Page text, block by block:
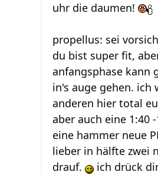
uhr die daumen!
propellus: sei
du bist super fit,
anfangsphase kann
in's auge gehen. ich
anderen hier total
aber auch eine 1:40
eine hammer neue
lieber in hälfte zwei
drauf.
ich drück